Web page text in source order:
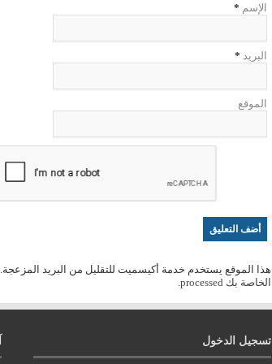
الإسم *
البريد *
الموقع
هذا الموقع يستخدم خدمة أكيسميت للتقليل من البريد المزعجة.
الخاصة بك processed
.
تسجيل الدخول